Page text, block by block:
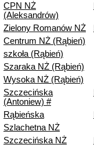
CPN NŻ
(Aleksandrów)
Zielony Romanów NŻ
Centrum NŻ (Rąbień)
szkoła (Rąbień)
Szaraka NŻ (Rąbień)
Wysoka NŻ (Rąbień)
Szczecińska
(Antoniew) #
Rąbieńska
Szlachetna NŻ
Szczecińska NŻ